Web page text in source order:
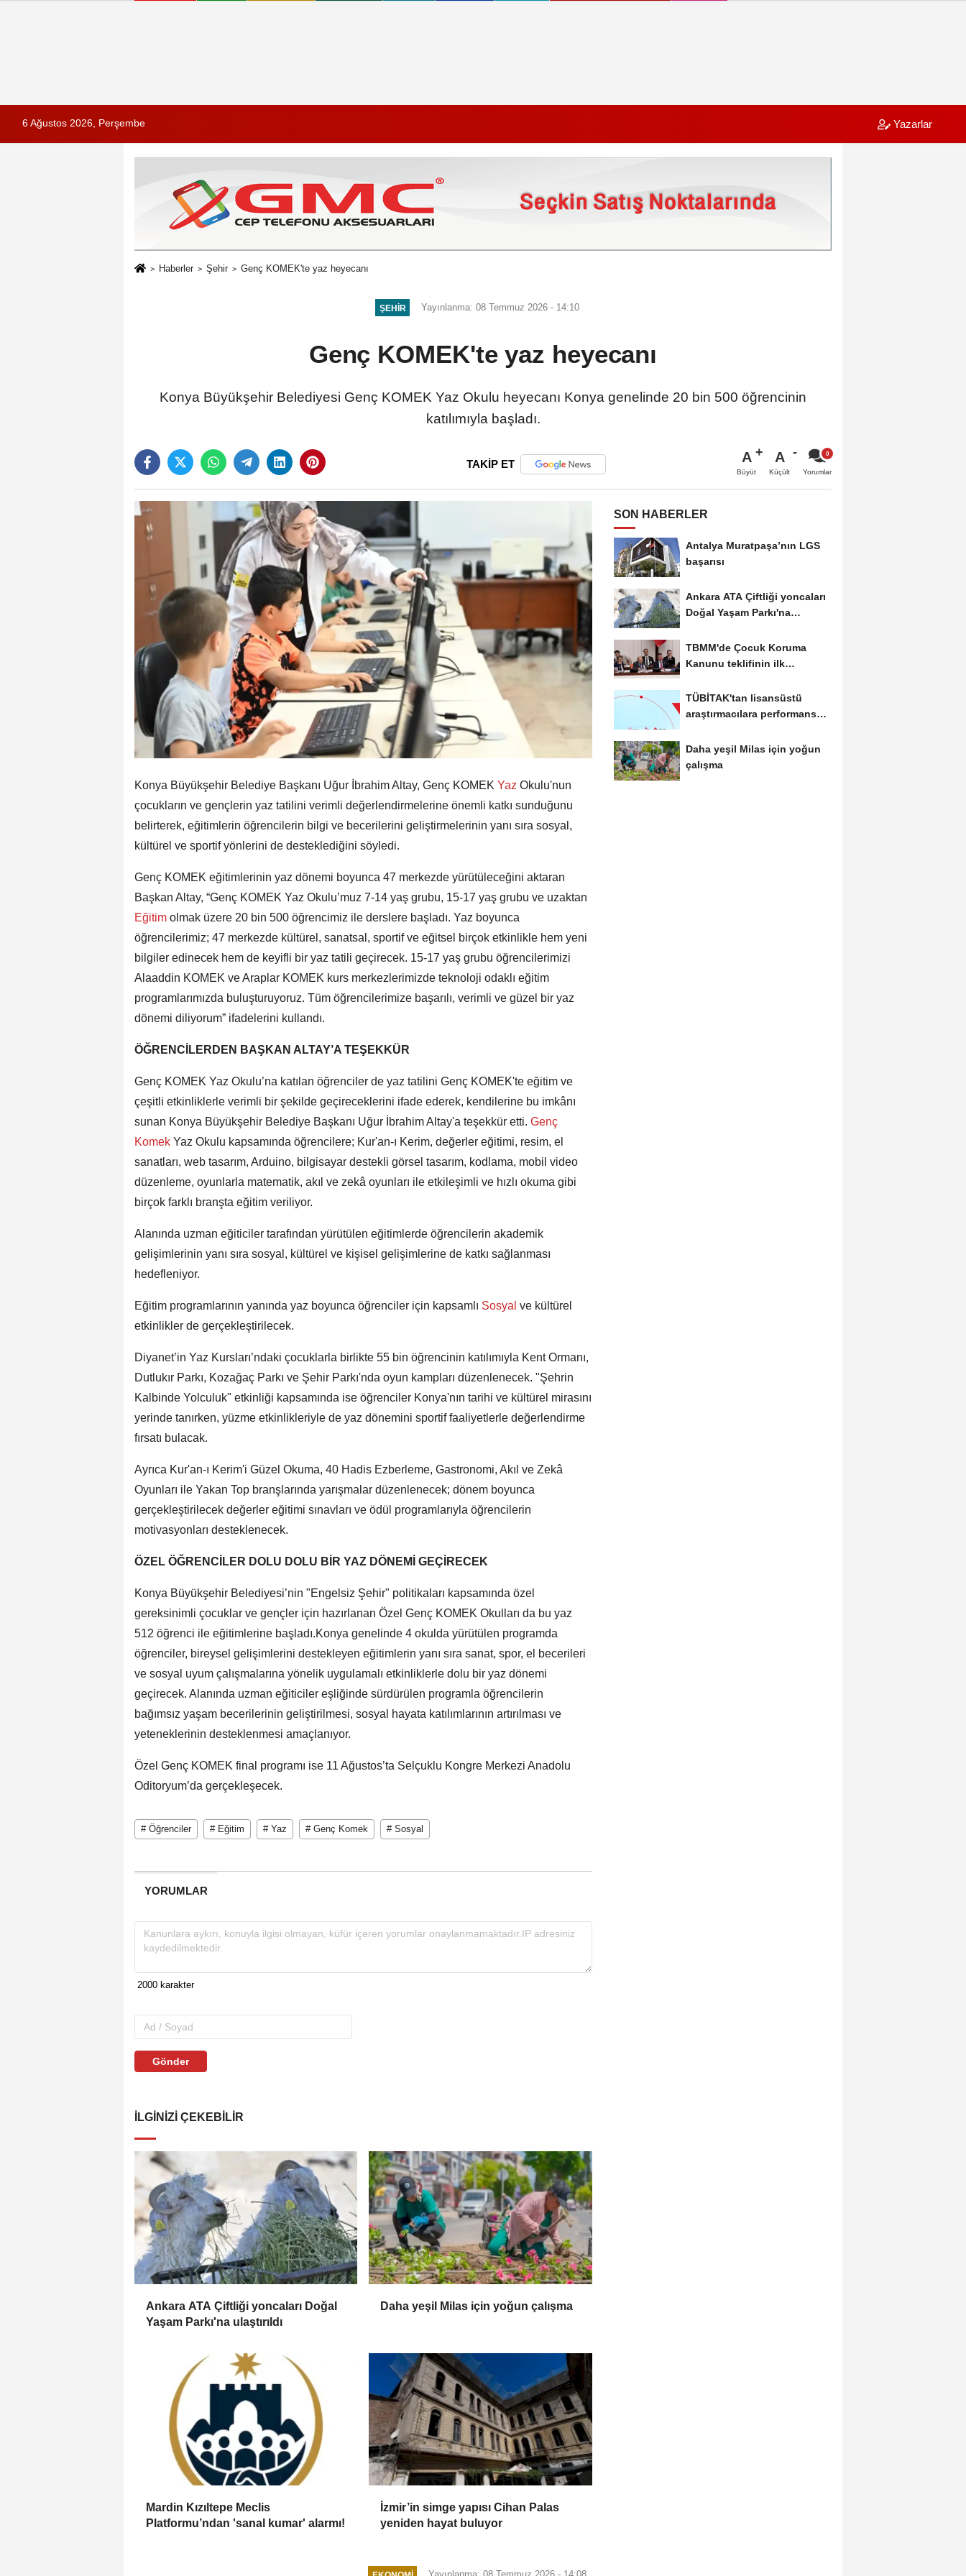
6 Ağustos 2026, Perşembe Yazarlar
Haberler Şehir Genç KOMEK'te yaz heyecanı
ŞEHIR Yayınlanma: 08 Temmuz 2026 - 14:10
Genç KOMEK'te yaz heyecanı
Konya Büyükşehir Belediyesi Genç KOMEK Yaz Okulu heyecanı Konya genelinde 20 bin 500 öğrencinin
katılımıyla başladı.
TAKİP ET A
Büyüt
A
Küçült Yorumlar
Konya Büyükşehir Belediye Başkanı Uğur İbrahim Altay, Genç KOMEK Yaz Okulu'nun
çocukların ve gençlerin yaz tatilini verimli değerlendirmelerine önemli katkı sunduğunu
belirterek, eğitimlerin öğrencilerin bilgi ve becerilerini geliştirmelerinin yanı sıra sosyal,
kültürel ve sportif yönlerini de desteklediğini söyledi.
Genç KOMEK eğitimlerinin yaz dönemi boyunca 47 merkezde yürütüleceğini aktaran
Başkan Altay, “Genç KOMEK Yaz Okulu’muz 7-14 yaş grubu, 15-17 yaş grubu ve uzaktan
Eğitim olmak üzere 20 bin 500 öğrencimiz ile derslere başladı. Yaz boyunca
öğrencilerimiz; 47 merkezde kültürel, sanatsal, sportif ve eğitsel birçok etkinlikle hem yeni
bilgiler edinecek hem de keyifli bir yaz tatili geçirecek. 15-17 yaş grubu öğrencilerimizi
Alaaddin KOMEK ve Araplar KOMEK kurs merkezlerimizde teknoloji odaklı eğitim
programlarımızda buluşturuyoruz. Tüm öğrencilerimize başarılı, verimli ve güzel bir yaz
dönemi diliyorum” ifadelerini kullandı.
ÖĞRENCİLERDEN BAŞKAN ALTAY’A TEŞEKKÜR
Genç KOMEK Yaz Okulu’na katılan öğrenciler de yaz tatilini Genç KOMEK'te eğitim ve
çeşitli etkinliklerle verimli bir şekilde geçireceklerini ifade ederek, kendilerine bu imkânı
sunan Konya Büyükşehir Belediye Başkanı Uğur İbrahim Altay'a teşekkür etti. Genç
Komek Yaz Okulu kapsamında öğrencilere; Kur'an-ı Kerim, değerler eğitimi, resim, el
sanatları, web tasarım, Arduino, bilgisayar destekli görsel tasarım, kodlama, mobil video
düzenleme, oyunlarla matematik, akıl ve zekâ oyunları ile etkileşimli ve hızlı okuma gibi
birçok farklı branşta eğitim veriliyor.
Alanında uzman eğiticiler tarafından yürütülen eğitimlerde öğrencilerin akademik
gelişimlerinin yanı sıra sosyal, kültürel ve kişisel gelişimlerine de katkı sağlanması
hedefleniyor.
Eğitim programlarının yanında yaz boyunca öğrenciler için kapsamlı Sosyal ve kültürel
etkinlikler de gerçekleştirilecek.
Diyanet’in Yaz Kursları’ndaki çocuklarla birlikte 55 bin öğrencinin katılımıyla Kent Ormanı,
Dutlukır Parkı, Kozağaç Parkı ve Şehir Parkı'nda oyun kampları düzenlenecek. "Şehrin
Kalbinde Yolculuk" etkinliği kapsamında ise öğrenciler Konya'nın tarihi ve kültürel mirasını
yerinde tanırken, yüzme etkinlikleriyle de yaz dönemini sportif faaliyetlerle değerlendirme
fırsatı bulacak.
Ayrıca Kur'an-ı Kerim'i Güzel Okuma, 40 Hadis Ezberleme, Gastronomi, Akıl ve Zekâ
Oyunları ile Yakan Top branşlarında yarışmalar düzenlenecek; dönem boyunca
gerçekleştirilecek değerler eğitimi sınavları ve ödül programlarıyla öğrencilerin
motivasyonları desteklenecek.
ÖZEL ÖĞRENCİLER DOLU DOLU BİR YAZ DÖNEMİ GEÇİRECEK
Konya Büyükşehir Belediyesi’nin "Engelsiz Şehir" politikaları kapsamında özel
gereksinimli çocuklar ve gençler için hazırlanan Özel Genç KOMEK Okulları da bu yaz
512 öğrenci ile eğitimlerine başladı.Konya genelinde 4 okulda yürütülen programda
öğrenciler, bireysel gelişimlerini destekleyen eğitimlerin yanı sıra sanat, spor, el becerileri
ve sosyal uyum çalışmalarına yönelik uygulamalı etkinliklerle dolu bir yaz dönemi
geçirecek. Alanında uzman eğiticiler eşliğinde sürdürülen programla öğrencilerin
bağımsız yaşam becerilerinin geliştirilmesi, sosyal hayata katılımlarının artırılması ve
yeteneklerinin desteklenmesi amaçlanıyor.
Özel Genç KOMEK final programı ise 11 Ağustos’ta Selçuklu Kongre Merkezi Anadolu
Oditoryum’da gerçekleşecek.
# Öğrenciler # Eğitim # Yaz # Genç Komek # Sosyal
YORUMLAR
Gönder
İLGINIZI ÇEKEBILIR
Ankara ATA Çiftliği yoncaları Doğal
Yaşam Parkı'na ulaştırıldı
Daha yeşil Milas için yoğun çalışma
Mardin Kızıltepe Meclis
Platformu’ndan 'sanal kumar' alarmı!
İzmir’in simge yapısı Cihan Palas
yeniden hayat buluyor
SON HABERLER
Antalya Muratpaşa’nın LGS
başarısı
Ankara ATA Çiftliği yoncaları
Doğal Yaşam Parkı'na
TBMM'de Çocuk Koruma
Kanunu teklifinin ilk
TÜBİTAK'tan lisansüstü
araştırmacılara performans
Daha yeşil Milas için yoğun
çalışma